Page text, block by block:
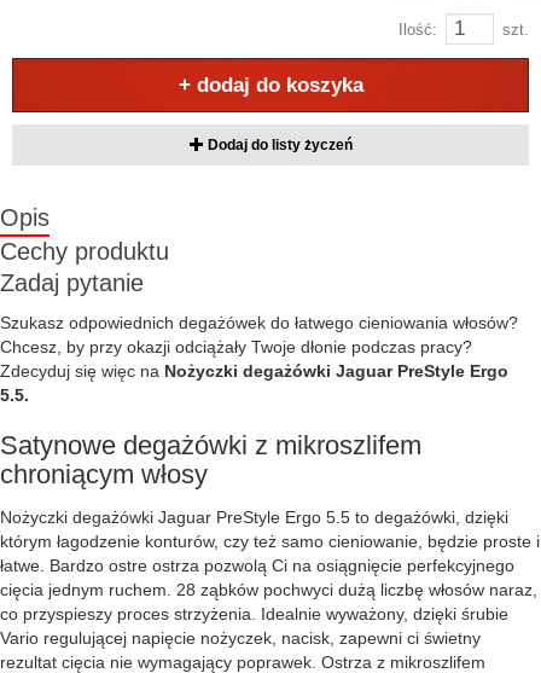
Ilość: szt.
+ dodaj do koszyka
Dodaj do listy życzeń
Opis
Cechy produktu
Zadaj pytanie
Szukasz odpowiednich degażówek do łatwego cieniowania włosów?
Chcesz, by przy okazji odciążały Twoje dłonie podczas pracy?
Zdecyduj się więc na Nożyczki degażówki Jaguar PreStyle Ergo
5.5.
Satynowe degażówki z mikroszlifem
chroniącym włosy
Nożyczki degażówki Jaguar PreStyle Ergo 5.5 to degażówki, dzięki
którym łagodzenie konturów, czy też samo cieniowanie, będzie proste i
łatwe. Bardzo ostre ostrza pozwolą Ci na osiągnięcie perfekcyjnego
cięcia jednym ruchem. 28 ząbków pochwyci dużą liczbę włosów naraz,
co przyspieszy proces strzyżenia. Idealnie wyważony, dzięki śrubie
Vario regulującej napięcie nożyczek, nacisk, zapewni ci świetny
rezultat cięcia nie wymagający poprawek. Ostrza z mikroszlifem